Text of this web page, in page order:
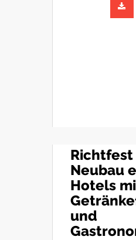
Richtfest
Neubau
Hotels
und